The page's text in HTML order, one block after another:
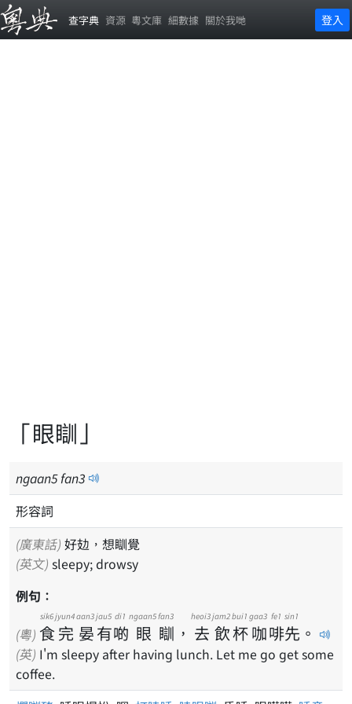
查字典 資源 粵文庫 細數據 關於我哋 登入
「眼瞓」
ngaan5fan3
形容詞
(廣東話) 好攰，想瞓覺
(英文) sleepy; drowsy
例句：
(粵) 食
sik6
完
jyun4
晏
aan3
有
jau5
啲
di1
眼
ngaan5
瞓
fan3
， 去
heoi3
飲
jam2
杯
bui1
咖
gaa3
啡
fe1
先
sin1
。
(英) I'm sleepy after having lunch. Let me go get some
coffee.